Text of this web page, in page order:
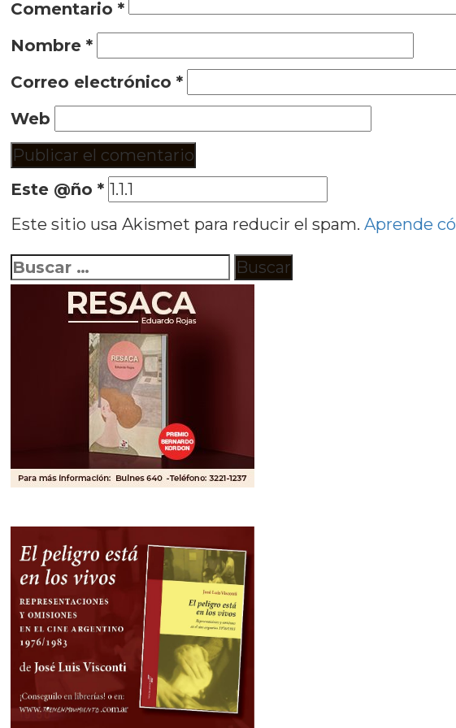
Comentario*
Nombre*
Correo electrónico*
Web
Este @ño*
Este sitio usa Akismet para reducir el spam.Aprende
Buscar: